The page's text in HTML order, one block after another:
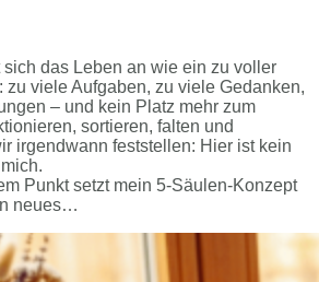
sich das Leben an wie ein zu voller
zu viele Aufgaben, zu viele Gedanken,
– und kein Platz mehr zum
sortieren, falten und
irgendwann feststellen: Hier ist kein
Punkt setzt mein 5-Säulen-Konzept
neues…